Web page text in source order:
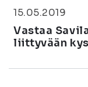
15.05.2019
Vastaa
liittyvään